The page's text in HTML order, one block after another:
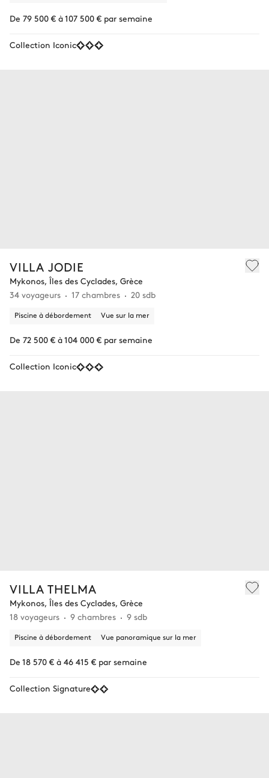
De 79 500 € à 107 500 € par semaine
Collection Iconic
VILLA JODIE
Mykonos, Îles des Cyclades, Grèce
34 voyageurs
17 chambres 20 sdb
Piscine à débordement Vue sur la mer
De 72 500 € à 104 000 € par semaine
Collection Iconic
VILLA THELMA
Mykonos, Îles des Cyclades, Grèce
18 voyageurs
9 chambres 9 sdb
Piscine à débordement Vue panoramique sur la mer
De 18 570 € à 46 415 € par semaine
Collection Signature